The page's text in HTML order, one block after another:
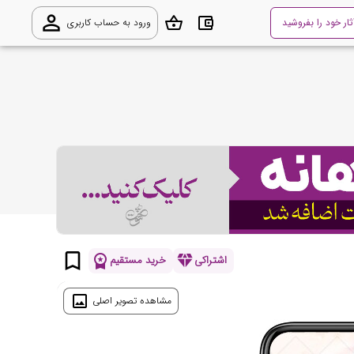
خود را بفروشید person_outline ورود به حساب کاربری shopping_basket account_balance_wallet
اشتراکیdiamond خرید مستقیم workspace_premium
bookmark_border
مشاهده تصویر اصلی image